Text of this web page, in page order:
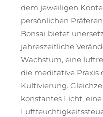
dem jeweiligen
persönlichen
Bonsai bietet
jahreszeitliche
Wachstum, eine
die meditative Praxis
Kultivierung.
konstantes Licht,